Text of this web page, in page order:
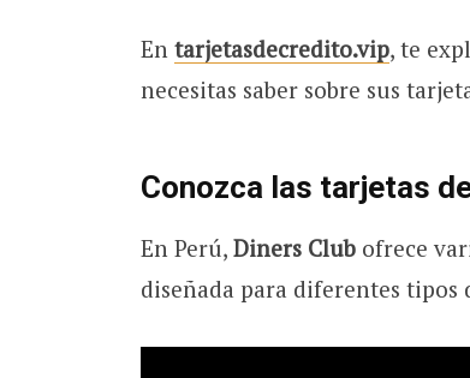
En tarjetasdecredito.vip, te
necesitas saber sobre sus
Conozca las tarjetas
En Perú, Diners Clubofrece
diseñada para diferentes tipos